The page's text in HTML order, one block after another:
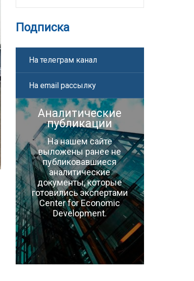
Подписка
На телеграм канал
На email рассылку
Аналитические
публикации
На нашем сайте
выложены ранее не
публиковавшиеся
аналитические
документы, которые
готовились экспертами
Center for Economic
Development.